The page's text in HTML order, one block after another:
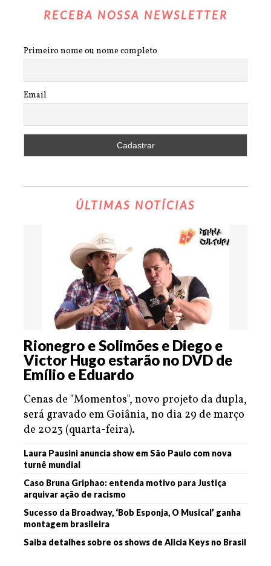
RECEBA NOSSA NEWSLETTER
Primeiro nome ou nome completo
Email
ÚLTIMAS NOTÍCIAS
Rionegro e Solimões e Diego e
Victor Hugo estarão no DVD de
Emílio e Eduardo
Cenas de "Momentos", novo projeto da dupla,
será gravado em Goiânia, no dia 29 de março
de 2023 (quarta-feira).
Laura Pausini anuncia show em São Paulo com nova
turnê mundial
Caso Bruna Griphao: entenda motivo para Justiça
arquivar ação de racismo
Sucesso da Broadway, ‘Bob Esponja, O Musical’ ganha
montagem brasileira
Saiba detalhes sobre os shows de Alicia Keys no Brasil